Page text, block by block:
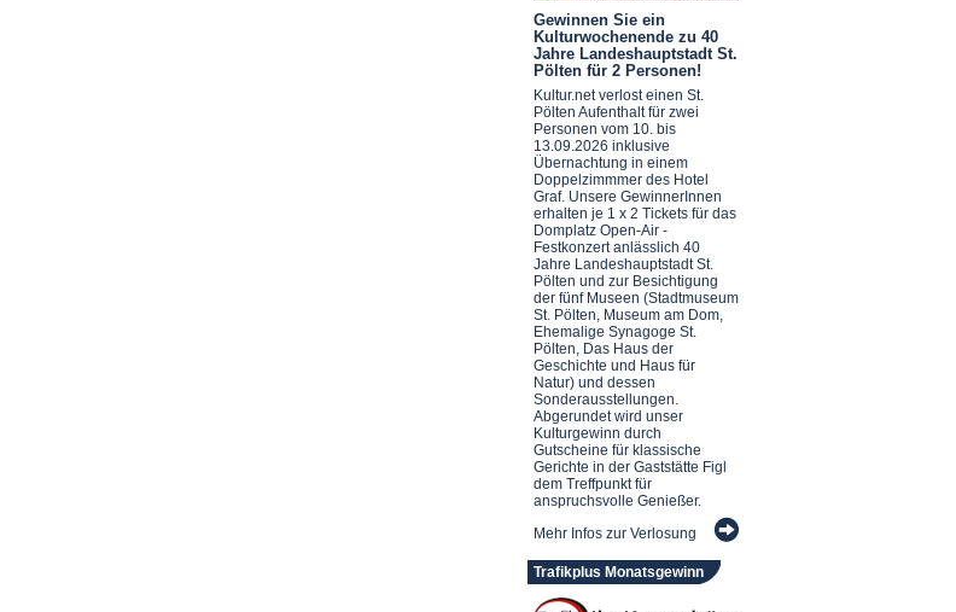
Gewinnen Sie ein
Kulturwochenende zu 40
Jahre Landeshauptstadt St.
Pölten für 2 Personen!
Kultur.net verlost einen St.
Pölten Aufenthalt für zwei
Personen vom 10. bis
13.09.2026 inklusive
Übernachtung in einem
Doppelzimmmer des Hotel
Graf. Unsere GewinnerInnen
erhalten je 1 x 2 Tickets für das
Domplatz Open-Air -
Festkonzert anlässlich 40
Jahre Landeshauptstadt St.
Pölten und zur Besichtigung
der fünf Museen (Stadtmuseum
St. Pölten, Museum am Dom,
Ehemalige Synagoge St.
Pölten, Das Haus der
Geschichte und Haus für
Natur) und dessen
Sonderausstellungen.
Abgerundet wird unser
Kulturgewinn durch
Gutscheine für klassische
Gerichte in der Gaststätte Figl
dem Treffpunkt für
anspruchsvolle Genießer.
Mehr Infos zur Verlosung
Trafikplus Monatsgewinn